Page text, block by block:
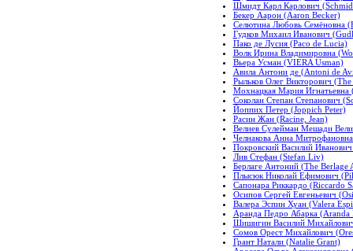
Шмидт Карл Карлович
Бекер Аарон (Aaron Becker)
Селютина Любовь Семёновна
Гудков Михаил Иванович
Пако де Лусия (Paco de Lucia)
Волк Ирина Владимировна
Вьера Усман (VIERA Usman)
Авила Антони де (Antoni de
Рыльков Олег Викторович
Мохнацкая Мария Игнатьевна
Соколан Степан Степанович
Йоппих Петер (Joppich Peter)
Расин Жан (Racine, Jean)
Велиев Сулейман Мешади
Челнакова Анна
Покровский Василий
Лив Стефан (Stefan Liv)
Берлаге Антоний (The Berlage
Плысюк Николай Ефимович
Сапонара Риккардо (Riccardo
Осипов Сергей Евгеньевич
Валера Эспин Хуан (Valera
Аранда Педро Абарка (Aranda
Шишигин Василий
Сомов Орест Михайлович
Грант Натали (Natalie Grant)